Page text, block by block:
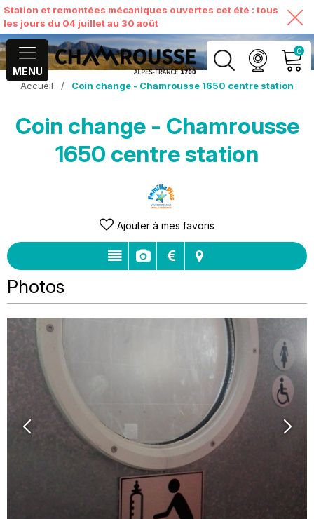
Station et remontées mécaniques ouvertes cet été : tous
les jours du 04 juillet au 30 août
MENU
0
MON COMPTE
VOIR MON PANIER
Accueil / Coin change - Chamrousse 1650 centre station
Coin change - Chamrousse
1650 centre station
Ajouter à mes favoris
Photos